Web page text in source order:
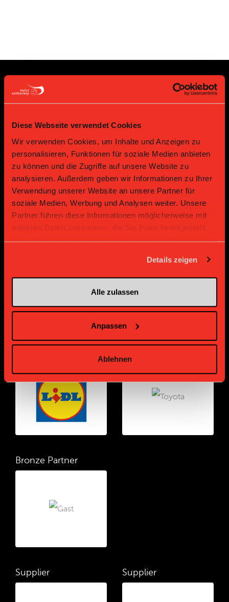
Diese Webseite verwendet Cookies
Wir verwenden Cookies, um Inhalte und Anzeigen zu
personalisieren, Funktionen für soziale Medien anbieten
zu können und die Zugriffe auf unsere Website zu
analysieren. Außerdem geben wir Informationen zu Ihrer
Verwendung unserer Website an unsere Partner für
soziale Medien, Werbung und Analysen weiter. Unsere
Partner führen diese Informationen möglicherweise mit
weiteren Daten zusammen, die Sie ihnen bereitgestellt
Details zeigen
Alle zulassen
Anpassen
Ablehnen
Sponsoren und Partner
Platin Partner
Gold Partner Gold Partner
Bronze Partner
Supplier Supplier